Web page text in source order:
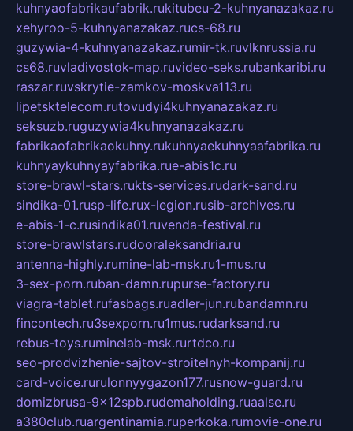
kuhnyaofabrikaufabrik.rukitubeu-2-kuhnyanazakaz.ru
xehyroo-5-kuhnyanazakaz.rucs-68.ru
guzywia-4-kuhnyanazakaz.rumir-tk.ruvlknrussia.ru
cs68.ruvladivostok-map.ruvideo-seks.rubankaribi.ru
raszar.ruvskrytie-zamkov-moskva113.ru
lipetsktelecom.rutovudyi4kuhnyanazakaz.ru
seksuzb.ruguzywia4kuhnyanazakaz.ru
fabrikaofabrikaokuhny.rukuhnyaekuhnyaafabrika.ru
kuhnyaykuhnyayfabrika.rue-abis1c.ru
store-brawl-stars.rukts-services.rudark-sand.ru
sindika-01.rusp-life.rux-legion.rusib-archives.ru
e-abis-1-c.rusindika01.ruvenda-festival.ru
store-brawlstars.rudooraleksandria.ru
antenna-highly.rumine-lab-msk.ru1-mus.ru
3-sex-porn.ruban-damn.rupurse-factory.ru
viagra-tablet.rufasbags.ruadler-jun.rubandamn.ru
fincontech.ru3sexporn.ru1mus.rudarksand.ru
rebus-toys.ruminelab-msk.rurtdco.ru
seo-prodvizhenie-sajtov-stroitelnyh-kompanij.ru
card-voice.rurulonnyygazon177.rusnow-guard.ru
domizbrusa-9x12spb.rudemaholding.ruaalse.ru
a380club.ruargentinamia.ruperkoka.rumovie-one.ru